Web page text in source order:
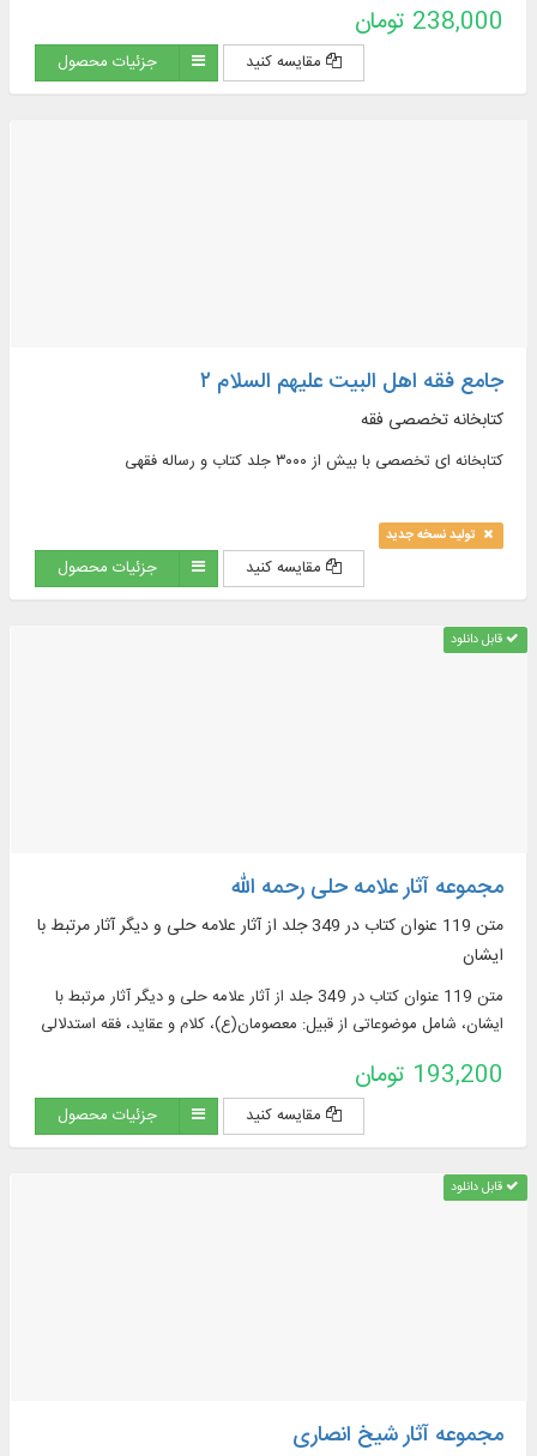
narrative sources of jurisprudence, supplications and
pilgrimages, practical inquiries and treatises, Hajj rituals and
newly introduced issues, contemporary jurisprudence...
238,000 تومان
مقایسه کنید جزئیات محصول
جامع فقه اهل البیت علیهم السلام ۲
کتابخانه تخصصی فقه
کتابخانه ای تخصصی با بیش از ۳۰۰۰ جلد کتاب و رساله فقهی
تولید نسخه جدید
مقایسه کنید جزئیات محصول
قابل دانلود
مجموعه آثار علامه حلی رحمه الله
متن 119 عنوان كتاب در 349 جلد از آثار علامه حلی و دیگر آثار مرتبط با
ایشان
متن 119 عنوان كتاب در 349 جلد از آثار علامه حلی و دیگر آثار مرتبط با
ایشان، شامل موضوعاتی از قبیل: معصومان(ع)، كلام و عقاید، فقه استدلالی
193,200 تومان
مقایسه کنید جزئیات محصول
قابل دانلود
مجموعه آثار شیخ انصاری